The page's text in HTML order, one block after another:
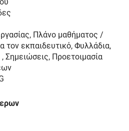
Πλάνο μαθήματος /
τον εκπαιδευτικό, Φυλλάδια,
, Σημειώσεις, Προετοιμασία